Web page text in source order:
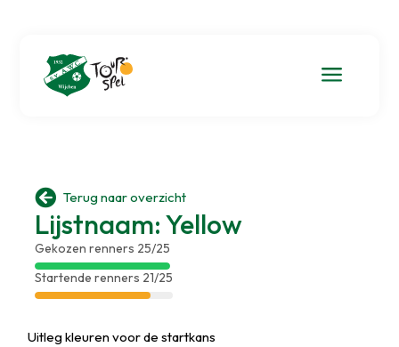
a
 Terug naar overzicht
Lijstnaam: Yellow
Gekozen renners 25/25
Startende renners 21/25
Uitleg kleuren voor de startkans